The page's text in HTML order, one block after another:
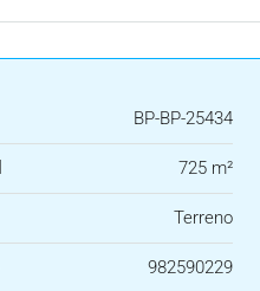
BP-BP-25434
725 m²
Terreno
982590229